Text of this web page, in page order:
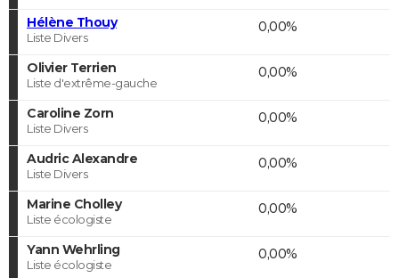
Hélène Thouy
Liste Divers
0,00%
Olivier Terrien
Liste d'extrême-gauche
0,00%
Caroline Zorn
Liste Divers
0,00%
Audric Alexandre
Liste Divers
0,00%
Marine Cholley
Liste écologiste
0,00%
Yann Wehrling
Liste écologiste
0,00%